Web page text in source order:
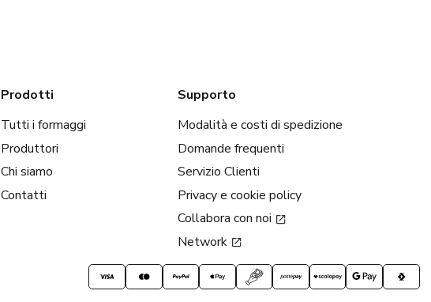
Prodotti
Tutti i formaggi
Produttori
Chi siamo
Contatti
Supporto
Modalità e costi di spedizione
Domande frequenti
Servizio Clienti
Privacy e cookie policy
Collabora con noi
Network